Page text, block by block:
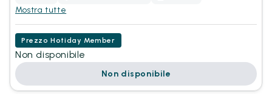
Mostra tutte
Prezzo Hotiday Member
Non disponibile
Non disponibile